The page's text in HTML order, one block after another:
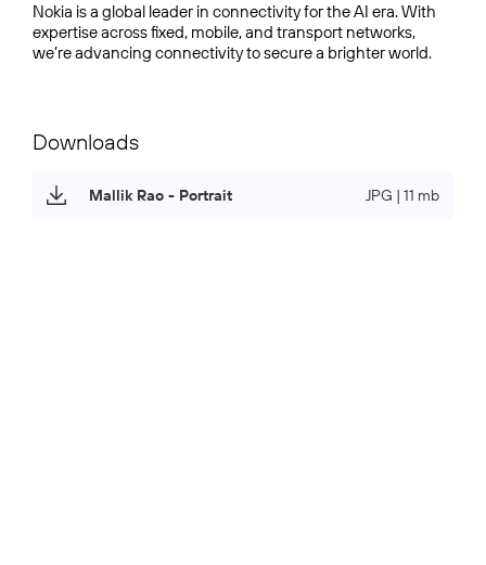
Nokia is a global leader in connectivity for the AI era. With
expertise across fixed, mobile, and transport networks,
we’re advancing connectivity to secure a brighter world.
Downloads
Mallik Rao - Portrait JPG | 11 mb